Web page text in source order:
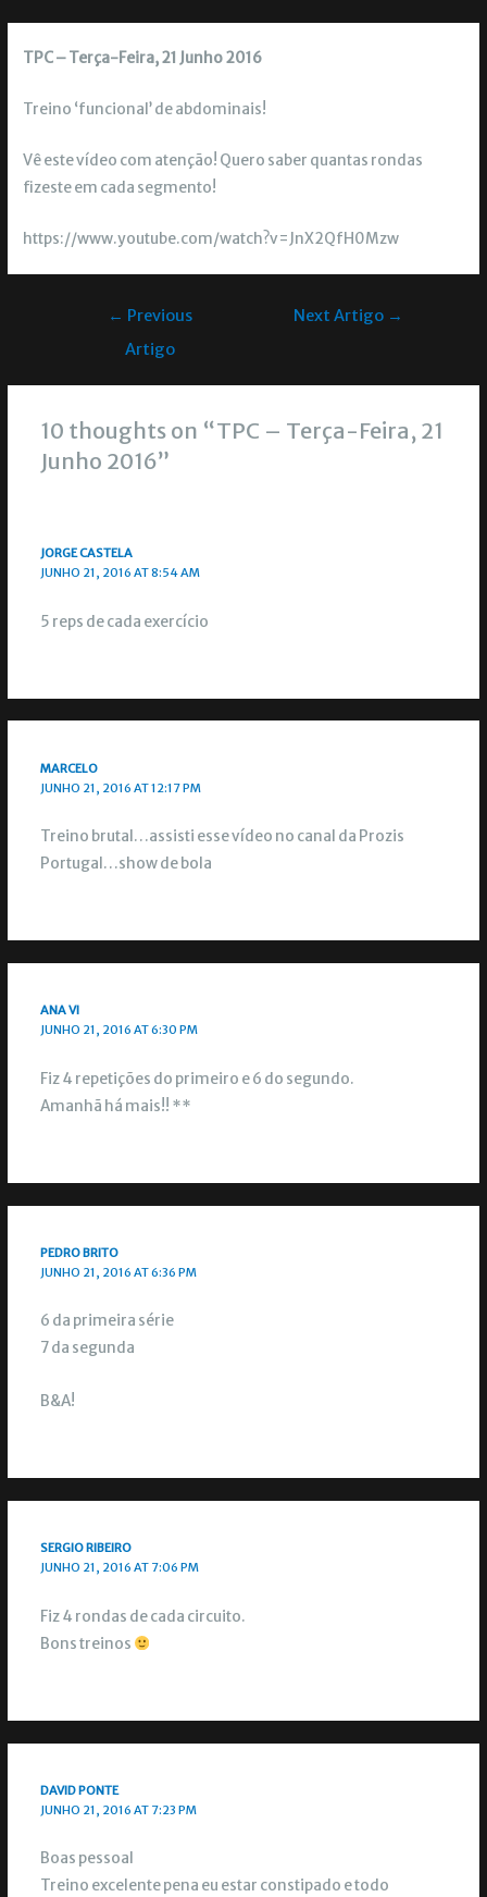
TPC – Terça-Feira, 21 Junho 2016
Treino ‘funcional’ de abdominais!
Vê este vídeo com atenção! Quero saber quantas rondas
fizeste em cada segmento!
https://www.youtube.com/watch?v=JnX2QfH0Mzw
← Previous
Artigo
Next Artigo →
10 thoughts on “TPC – Terça-Feira, 21
Junho 2016”
JORGE CASTELA
JUNHO 21, 2016 AT 8:54 AM
5 reps de cada exercício
MARCELO
JUNHO 21, 2016 AT 12:17 PM
Treino brutal…assisti esse vídeo no canal da Prozis
Portugal…show de bola
ANA VI
JUNHO 21, 2016 AT 6:30 PM
Fiz 4 repetições do primeiro e 6 do segundo.
Amanhã há mais!! **
PEDRO BRITO
JUNHO 21, 2016 AT 6:36 PM
6 da primeira série
7 da segunda
B&A!
SERGIO RIBEIRO
JUNHO 21, 2016 AT 7:06 PM
Fiz 4 rondas de cada circuito.
Bons treinos
DAVID PONTE
JUNHO 21, 2016 AT 7:23 PM
Boas pessoal
Treino excelente pena eu estar constipado e todo